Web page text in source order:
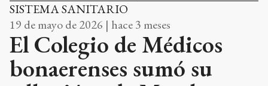
SISTEMA SANITARIO
19 de mayo de 2026 | hace 3 meses
El Colegio de Médicos
bonaerenses sumó su